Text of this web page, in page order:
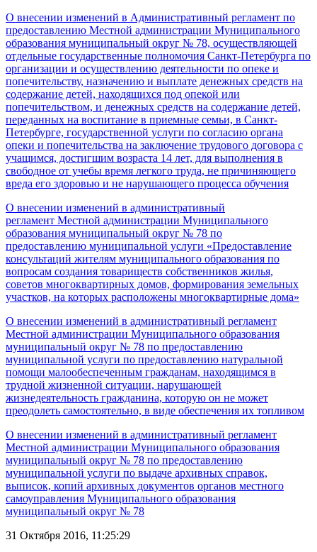
О внесении изменений в Административный регламент по
предоставлению Местной администрации Муниципального
образования муниципальный округ № 78, осуществляющей
отдельные государственные полномочия Санкт-Петербурга по
организации и осуществлению деятельности по опеке и
попечительству, назначению и выплате денежных средств на
содержание детей, находящихся под опекой или
попечительством, и денежных средств на содержание детей,
переданных на воспитание в приемные семьи, в Санкт-
Петербурге, государственной услуги по согласию органа
опеки и попечительства на заключение трудового договора с
учащимся, достигшим возраста 14 лет, для выполнения в
свободное от учебы время легкого труда, не причиняющего
вреда его здоровью и не нарушающего процесса обучения
О внесении изменений в административный
регламент Местной администрации Муниципального
образования муниципальный округ № 78 по
предоставлению муниципальной услуги «Предоставление
консультаций жителям муниципального образования по
вопросам создания товариществ собственников жилья,
советов многоквартирных домов, формирования земельных
участков, на которых расположены многоквартирные дома»
О внесении изменений в административный регламент
Местной администрации Муниципального образования
муниципальный округ № 78 по предоставлению
муниципальной услуги по предоставлению натуральной
помощи малообеспеченным гражданам, находящимся в
трудной жизненной ситуации, нарушающей
жизнедеятельность гражданина, которую он не может
преодолеть самостоятельно, в виде обеспечения их топливом
О внесении изменений в административный регламент
Местной администрации Муниципального образования
муниципальный округ № 78 по предоставлению
муниципальной услуги по выдаче архивных справок,
выписок, копий архивных документов органов местного
самоуправления Муниципального образования
муниципальный округ № 78
31 Октября 2016, 11:25:29